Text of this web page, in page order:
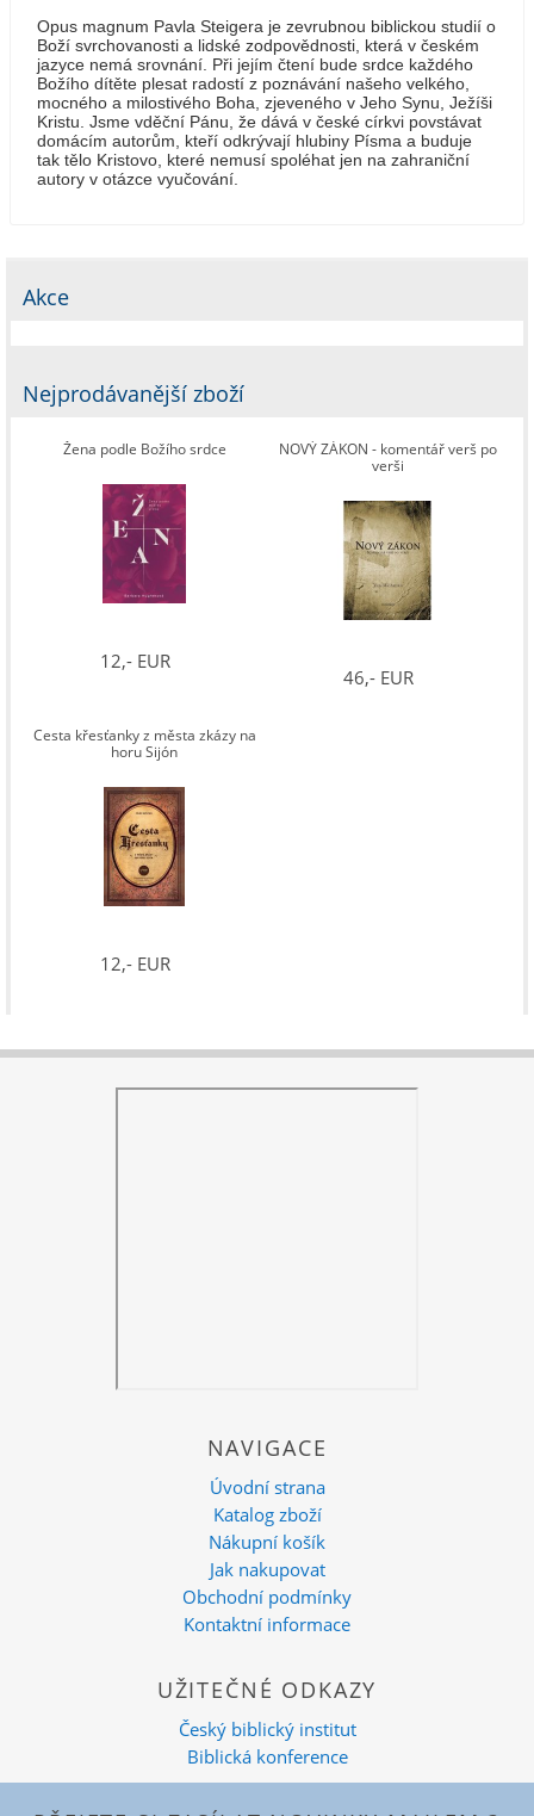
Opus magnum Pavla Steigera je zevrubnou biblickou studií o
Boží svrchovanosti a lidské zodpovědnosti, která v českém
jazyce nemá srovnání. Při jejím čtení bude srdce každého
Božího dítěte plesat radostí z poznávání našeho velkého,
mocného a milostivého Boha, zjeveného v Jeho Synu, Ježíši
Kristu. Jsme vděční Pánu, že dává v české církvi povstávat
domácím autorům, kteří odkrývají hlubiny Písma a buduje
tak tělo Kristovo, které nemusí spoléhat jen na zahraniční
autory v otázce vyučování.
Akce
Nejprodávanější zboží
Žena podle Božího srdce
12,- EUR
NOVÝ ZÁKON - komentář verš po
verši
46,- EUR
Cesta křesťanky z města zkázy na
horu Sijón
12,- EUR
NAVIGACE
Úvodní strana
Katalog zboží
Nákupní košík
Jak nakupovat
Obchodní podmínky
Kontaktní informace
UŽITEČNÉ ODKAZY
Český biblický institut
Biblická konference